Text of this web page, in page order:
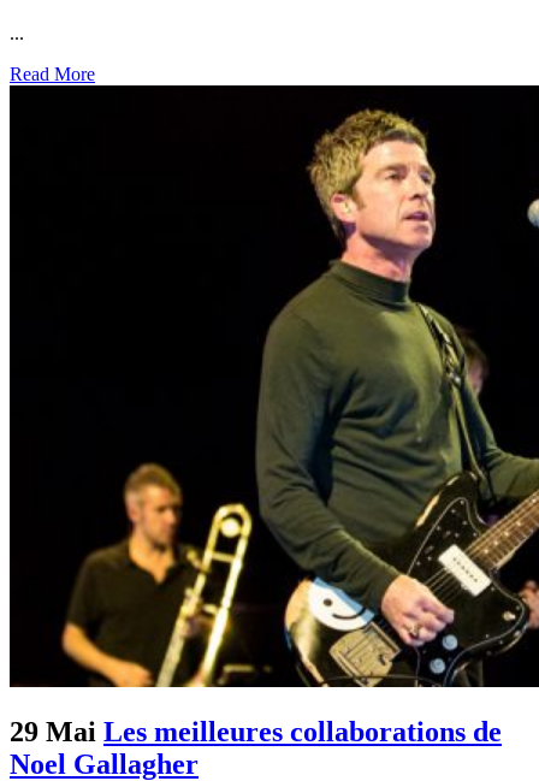
...
Read More
29 Mai Les meilleures collaborations de
Noel Gallagher